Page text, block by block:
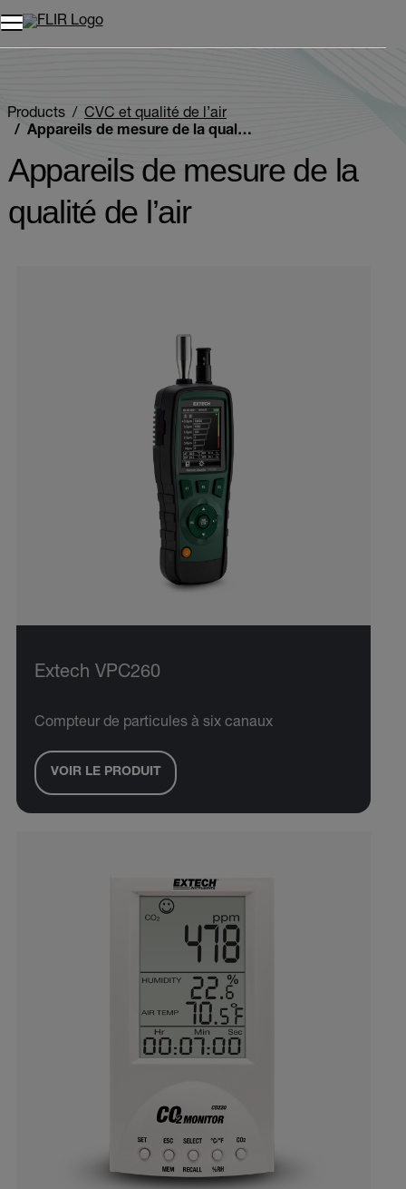
Unread messages
Modèle
Supprimer
articles
Ajouter au panier
Ajouté au panier
Products
CVC et qualité de l’air
Appareils de mesure de la qualité de l’air
Appareils de mesure de la
qualité de l’air
Extech VPC260
Compteur de particules à six canaux
VOIR LE PRODUIT